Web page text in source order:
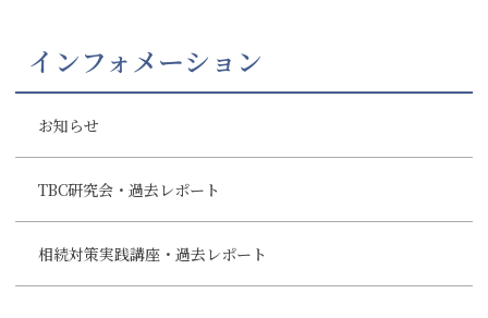
インフォメーション
お知らせ
TBC研究会・過去レポート
相続対策実践講座・過去レポート